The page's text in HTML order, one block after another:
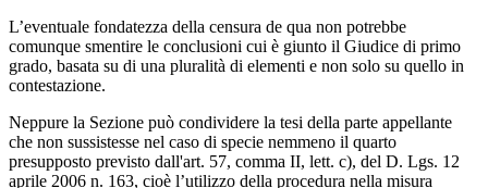
L’eventuale fondatezza della censura de qua non potrebbe
comunque smentire le conclusioni cui è giunto il Giudice di primo
grado, basata su di una pluralità di elementi e non solo su quello in
contestazione.
Neppure la Sezione può condividere la tesi della parte appellante
che non sussistesse nel caso di specie nemmeno il quarto
presupposto previsto dall'art. 57, comma II, lett. c), del D. Lgs. 12
aprile 2006 n. 163, cioè l’utilizzo della procedura nella misura